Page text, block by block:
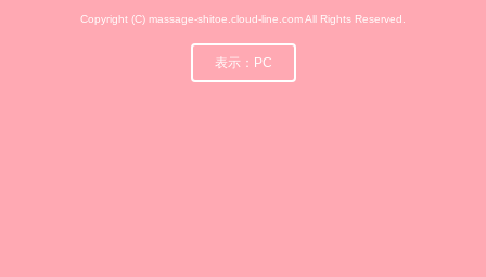
Copyright (C) massage-shitoe.cloud-line.com All Rights Reserved.
表示：PC